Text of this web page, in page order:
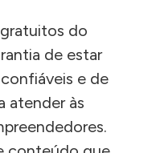
do
de estar
e de
atender às